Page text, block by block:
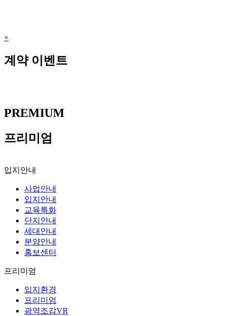
×
계약 이벤트
PREMIUM
프리미엄
입지안내
사업안내
입지안내
교육특화
단지안내
세대안내
분양안내
홍보센터
프리미엄
입지환경
프리미엄
광역조감VR